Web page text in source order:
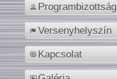
Programbizottság
Versenyhelyszín
Kapcsolat